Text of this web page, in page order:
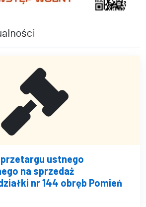
przetargu ustnego
na sprzedaż
nr 144 obręb Pomień